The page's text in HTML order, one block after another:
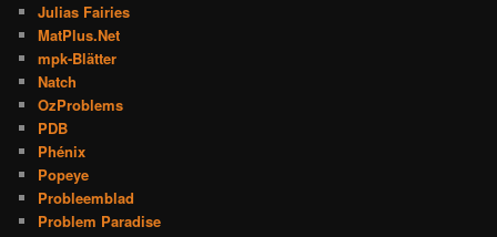
Julias Fairies
MatPlus.Net
mpk-Blätter
Natch
OzProblems
PDB
Phénix
Popeye
Probleemblad
Problem Paradise